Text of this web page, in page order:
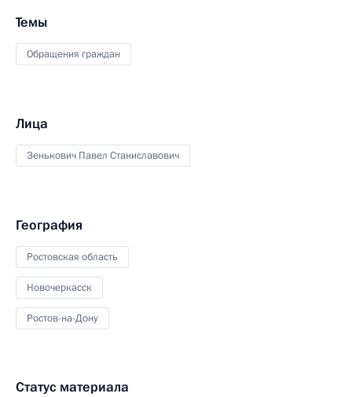
Темы
Обращения граждан
Лица
Зенькович Павел Станиславович
География
Ростовская область
Новочеркасск
Ростов-на-Дону
Статус материала